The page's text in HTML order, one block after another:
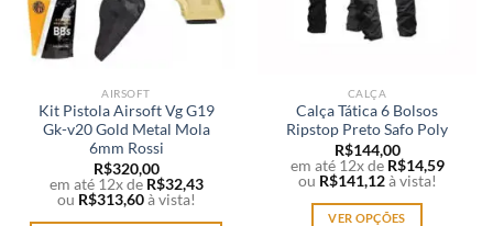
AIRSOFT
Kit Pistola Airsoft Vg G19
Gk-v20 Gold Metal Mola
6mm Rossi
R$320,00
em até 12x de R$32,43
ou R$313,60 à vista!
CALÇA
Calça Tática 6 Bolsos
Ripstop Preto Safo Poly
R$144,00
em até 12x de R$14,59
ou R$141,12 à vista!
VER OPÇÕES